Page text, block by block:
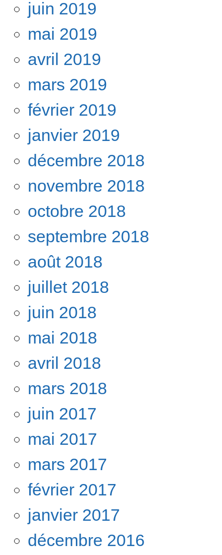
juin 2019
mai 2019
avril 2019
mars 2019
février 2019
janvier 2019
décembre 2018
novembre 2018
octobre 2018
septembre 2018
août 2018
juillet 2018
juin 2018
mai 2018
avril 2018
mars 2018
juin 2017
mai 2017
mars 2017
février 2017
janvier 2017
décembre 2016